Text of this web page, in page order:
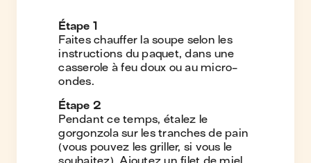
Étape 1
Faites chauffer la soupe selon les
instructions du paquet, dans une
casserole à feu doux ou au micro-
ondes.
Étape 2
Pendant ce temps, étalez le
gorgonzola sur les tranches de pain
(vous pouvez les griller, si vous le